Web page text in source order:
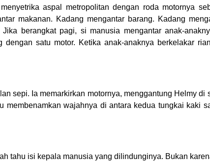
aspal metropolitan dengan roda motornya
makanan. Kadang mengantar barang. Kadang
berangkat pagi, si manusia mengantar anak-
satu motor. Ketika anak-anaknya berkelakar
sepi. Ia memarkirkan motornya, menggantung Helmy di
membenamkan wajahnya di antara kedua tungkai kaki
tahu isi kepala manusia yang dilindunginya. Bukan